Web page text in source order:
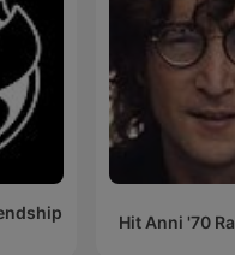
Hit Anni '70